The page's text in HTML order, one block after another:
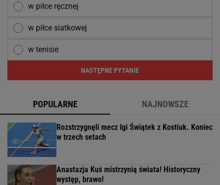
w piłce ręcznej
w piłce siatkowej
w tenisie
NASTĘPNE PYTANIE
POPULARNE NAJNOWSZE
Rozstrzygnęli mecz Igi Świątek z Kostiuk. Koniec
w trzech setach
Anastazja Kuś mistrzynią świata! Historyczny
występ, brawo!